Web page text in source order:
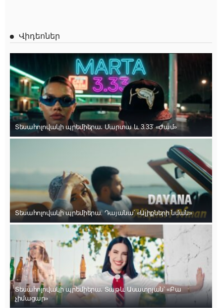
Վիդեոներ
Տեսահոլովակի պրեմիերա․ Մարտա և 3.33՝ «Ժամ»
Տեսահոլովակի պրեմիերա. Դայանա՝ «Ալիքների նման»
Տեսահոլովակի պրեմիերա․ Տաթև Ասատրյան՝ «Բա
չիմացար»